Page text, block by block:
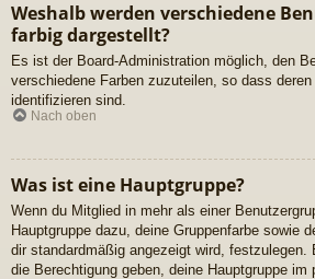
Weshalb werden verschiedene
farbig dargestellt?
Es ist der Board-Administration möglich, den
verschiedene Farben zuzuteilen, so dass
identifizieren sind.
Nach oben
Was ist eine Hauptgruppe?
Wenn du Mitglied in mehr als einer
Hauptgruppe dazu, deine Gruppenfarbe sowie
dir standardmäßig angezeigt wird, festzulegen.
die Berechtigung geben, deine Hauptgruppe im